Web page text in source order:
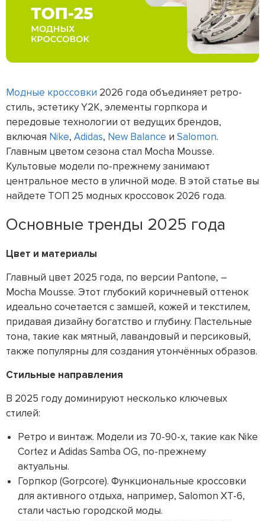
Модные кроссовки 2026 года объединяет ретро-
стиль, эстетику Y2K, элементы горпкора и
передовые технологии от ведущих брендов,
включая Nike, Adidas, New Balance и Salomon.
Главным цветом сезона стал Mocha Mousse.
Культовые модели по-прежнему занимают
центральное место в уличной моде. В этой статье вы
найдете ТОП 25 модных кроссовок 2026 года.
Основные тренды 2025 года
Цвет и материалы
Главный цвет 2025 года, по версии Pantone, –
Mocha Mousse. Этот глубокий коричневый оттенок
идеально сочетается с замшей, кожей и текстилем,
придавая дизайну богатство и глубину. Пастельные
тона, такие как мятный, лавандовый и персиковый,
также популярны для создания утончённых образов.
Стильные направления
В 2025 году доминируют несколько ключевых
стилей:
Ретро и винтаж. Модели из 70-90-х, такие как Nike
Cortez и Adidas Samba OG, по-прежнему
актуальны.
Горпкор (Gorpcore). Функциональные кроссовки
для активного отдыха, например, Salomon XT-6,
стали частью городской моды.